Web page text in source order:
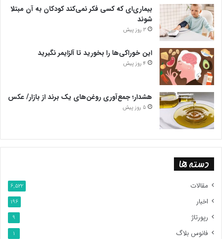
بیماری‌ای که کسی فکر نمی‌کند کودکان به آن مبتلا
شوند
3 روز پیش
این خوراکی‌ها را بخورید تا آلزایمر نگیرید
4 روز پیش
هشدار؛ جمع‌آوری روغن‌های یک برند از بازار/ عکس
5 روز پیش
دسته ها
مقالات 6,522
اخبار 196
رپورتاژ 9
فانوس بلاگ 1